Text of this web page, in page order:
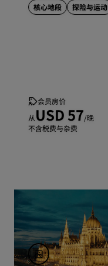
核心地段
探险与运动
会员房价
从 USD 57/晚
不含税费与杂费